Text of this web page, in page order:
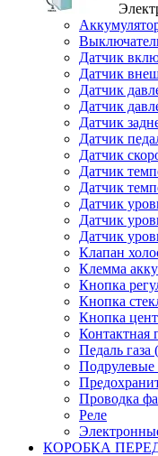
Датчик
Датчик
Датчик
Датчик
Датчик
Датчик
Датчик
Датчик
Датчик
Датчик
Датчик
Датчик
Клапан
Клемма
Кнопка
Кнопка
Кнопка
Контактная
Педаль газа
Подрулевые
Проводка
Реле
КОРОБКА